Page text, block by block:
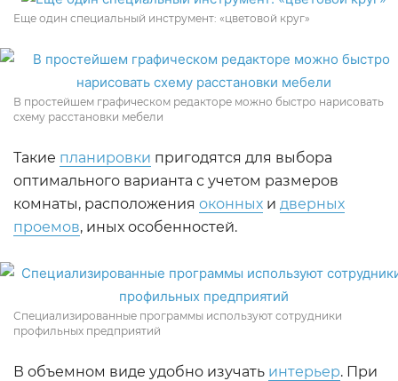
Еще один специальный инструмент: «цветовой круг»
В простейшем графическом редакторе можно быстро нарисовать
схему расстановки мебели
Такие планировки пригодятся для выбора
оптимального варианта с учетом размеров
комнаты, расположения оконных и дверных
проемов, иных особенностей.
Специализированные программы используют сотрудники
профильных предприятий
В объемном виде удобно изучать интерьер. При